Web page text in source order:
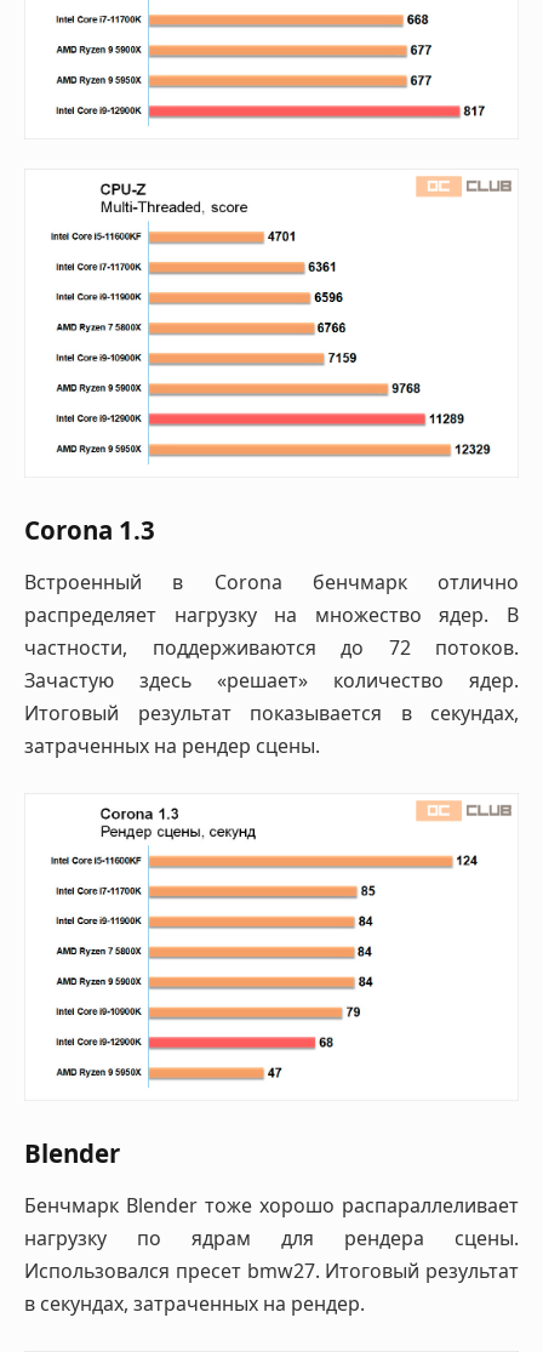
Corona 1.3
Встроенный в Corona бенчмарк отлично
распределяет нагрузку на множество ядер. В
частности, поддерживаются до 72 потоков.
Зачастую здесь «решает» количество ядер.
Итоговый результат показывается в секундах,
затраченных на рендер сцены.
Blender
Бенчмарк Blender тоже хорошо распараллеливает
нагрузку по ядрам для рендера сцены.
Использовался пресет bmw27. Итоговый результат
в секундах, затраченных на рендер.